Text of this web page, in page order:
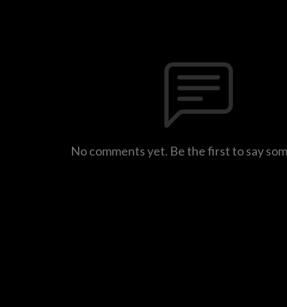
No comments yet. Be the first to say